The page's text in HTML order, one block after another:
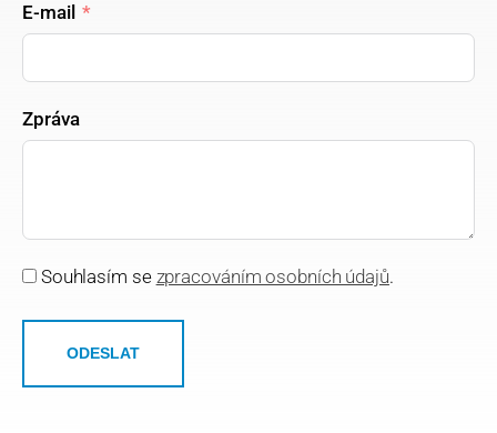
E-mail
Zpráva
Souhlasím se zpracováním osobních údajů.
ODESLAT